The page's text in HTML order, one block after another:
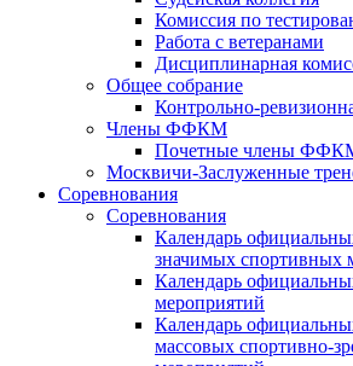
Комиссия по
Работа с ветеранами
Дисциплинарная
Общее собрание
Контрольно-
Члены ФФКМ
Почетные члены
Москвичи-Заслуженные
Соревнования
Соревнования
Календарь
значимых спортивных
Календарь
мероприятий
Календарь
массовых спортивно-